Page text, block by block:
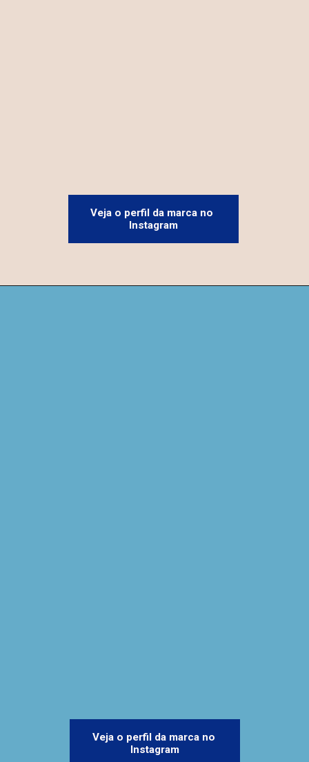
Veja o perfil da marca no
Instagram
Veja o perfil da marca no
Instagram